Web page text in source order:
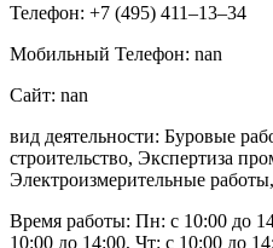
Телефон: +7 (495) 411‒13‒34
Мобильный Телефон: nan
Сайт: nan
вид деятельности: Буровые
строительство, Экспертиза
Электроизмерительные
Время работы: Пн: с 10:00 до
10:00 до 14:00, Чт: с 10:00 до